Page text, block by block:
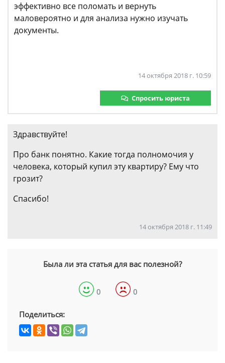
эффективно все поломать и вернуть
маловероятно и для анализа нужно изучать
документы.
14 октября 2018 г. 10:59
Спросить юриста
Здравствуйте!
Про банк понятно. Какие тогда полномочия у
человека, который купил эту квартиру? Ему что
грозит?
Спасибо!
14 октября 2018 г. 11:49
Была ли эта статья для вас полезной?
0 0
Поделиться: